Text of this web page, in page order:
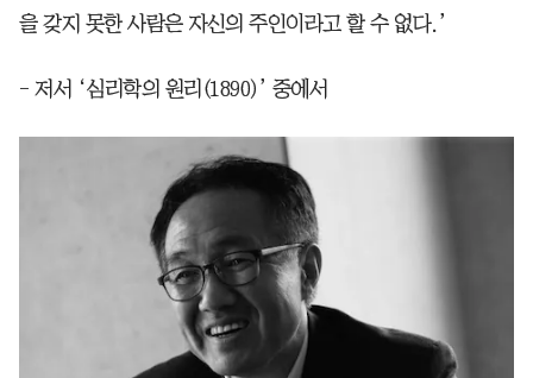
을 갖지 못한 사람은 자신의 주인이라고 할 수 없다.’
- 저서 ‘심리학의 원리(1890)’ 중에서